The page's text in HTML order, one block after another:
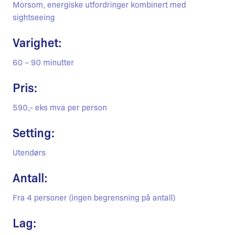
Morsom, energiske utfordringer kombinert med
sightseeing
Varighet:
60 – 90 minutter
Pris:
590,- eks mva per person
Setting:
Utendørs
Antall:
Fra 4 personer (ingen begrensning på antall)
Lag: